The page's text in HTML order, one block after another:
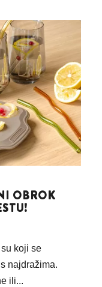
OBROK
koji se
najdražima.
ili...